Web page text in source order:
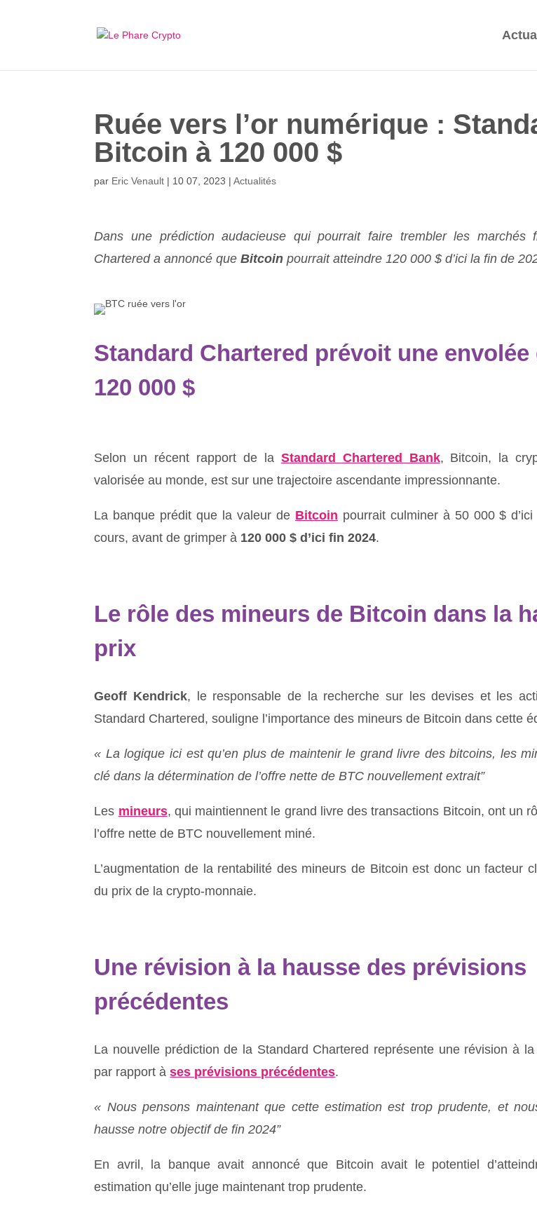
Ruée vers l’or numérique :
Bitcoin à 120 000 $
par Eric Venault | 10 07, 2023 |Actualités
Dans une prédiction audacieuse qui pourrait faire trembler les marchés
Chartered a annoncé queBitcoin pourrait atteindre 120 000 $ d’ici la fin de
Standard Chartered prévoit une envolée
120 000 $
Selon un récent rapport de la Standard Chartered Bank, Bitcoin, la
valorisée au monde, est sur une trajectoire ascendante impressionnante.
La banque prédit que la valeur de Bitcoin pourrait culminer à 50 000 $
cours, avant de grimper à 120 000 $ d’ici fin 2024.
Le rôle des mineurs de Bitcoin dans la
prix
Geoff Kendrick, le responsable de la recherche sur les devises et les
Standard Chartered, souligne l’importance des mineurs de Bitcoin dans cette
« La logique ici est qu’en plus de maintenir le grand livre des bitcoins, les
clé dans la détermination de l’offre nette de BTC nouvellement extrait”
Les mineurs, qui maintiennent le grand livre des transactions Bitcoin, ont un
l’offre nette de BTC nouvellement miné.
L’augmentation de la rentabilité des mineurs de Bitcoin est donc un facteur
du prix de la crypto-monnaie.
Une révision à la hausse des prévisions
précédentes
La nouvelle prédiction de la Standard Chartered représente une révision à
par rapport àses prévisions précédentes.
« Nous pensons maintenant que cette estimation est trop prudente, et
hausse notre objectif de fin 2024”
En avril, la banque avait annoncé que Bitcoin avait le potentiel
estimation qu’elle juge maintenant trop prudente.